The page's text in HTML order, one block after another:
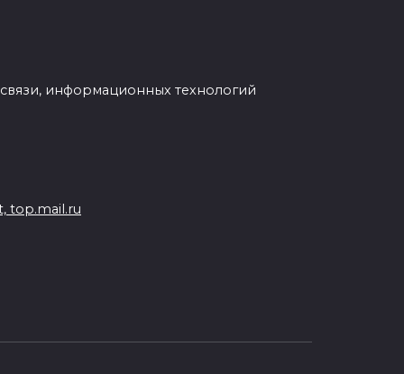
информационных технологий
top.mail.ru